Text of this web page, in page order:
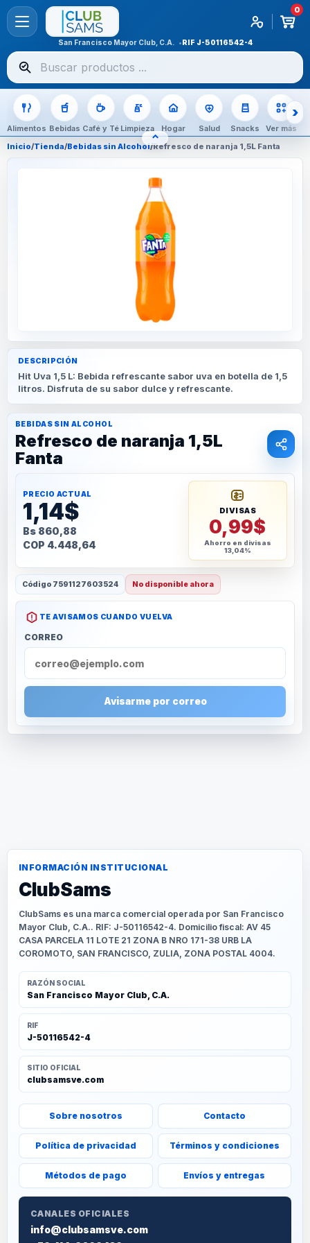
0
San Francisco Mayor Club, C.A. RIF J-50116542-4
Buscar
productos
Alimentos Bebidas Café y Té Limpieza Hogar Salud Snacks Ver más
⌃OCULTAR CATEGORÍAS
Inicio/Tienda/Bebidas sin Alcohol/Refresco de naranja 1,5L Fanta
DESCRIPCIÓN
Hit Uva 1,5 L: Bebida refrescante sabor uva en botella de 1,5
litros. Disfruta de su sabor dulce y refrescante.
BEBIDAS SIN ALCOHOL
Refresco de naranja 1,5L
Fanta
PRECIO ACTUAL
1,14$
Bs 860,88
COP 4.448,64
DIVISAS
0,99$
Ahorro en divisas
13,04%
Código 7591127603524 No disponible ahora
TE AVISAMOS CUANDO VUELVA
CORREO
Avisarme por correo
INFORMACIÓN INSTITUCIONAL
ClubSams
ClubSams es una marca comercial operada por San Francisco
Mayor Club, C.A.. RIF: J-50116542-4. Domicilio fiscal: AV 45
CASA PARCELA 11 LOTE 21 ZONA B NRO 171-38 URB LA
COROMOTO, SAN FRANCISCO, ZULIA, ZONA POSTAL 4004.
RAZÓN SOCIAL
San Francisco Mayor Club, C.A.
RIF
J-50116542-4
SITIO OFICIAL
clubsamsve.com
Sobre nosotros Contacto
Política de privacidad Términos y condiciones
Métodos de pago Envíos y entregas
CANALES OFICIALES
info@clubsamsve.com